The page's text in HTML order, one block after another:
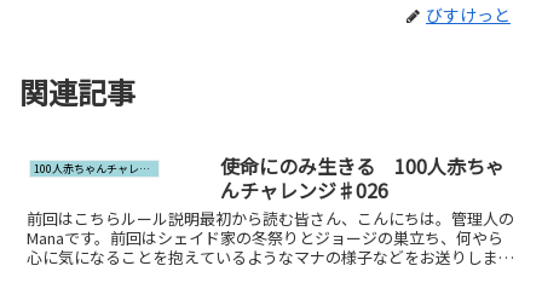
びすけっと
関連記事
100人赤ちゃんチャレンジ
使命にのみ生きる 100人赤ちゃ
んチャレンジ♯026
前回はこちらルール説明最初から読む皆さん、こんにちは。管理人の
Manaです。前回はシェイド家の冬祭りとジョージの巣立ち、何やら
心に気になることを抱えているようなマナの様子などをお送りしまし